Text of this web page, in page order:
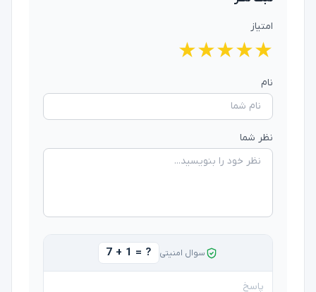
امتیاز
★
★
★
★
★
نام
نظر شما
سوال امنیتی 7 + 1 = ?